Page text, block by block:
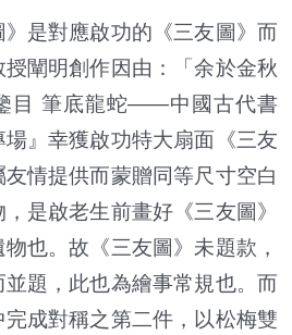
是對應啟功的《三友圖》而
闡明創作因由：「余於金秋
目 筆底龍蛇——中國古代書
』幸獲啟功特大扇面《三友
情提供而蒙贈同等尺寸空白
是啟老生前畫好《三友圖》
也。故《三友圖》未題款，
題，此也為繪事常規也。而
成對稱之第二件，以松梅雙